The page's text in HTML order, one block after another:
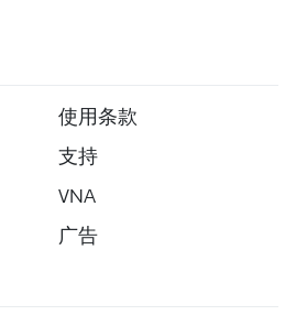
使用条款
支持
VNA
广告